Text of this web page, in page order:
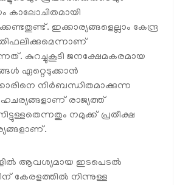
കാലോചിതമായി
ഇക്കാര്യങ്ങളെല്ലാം കേന്ദ്ര
കുറച്ചുകൂടി ജനക്ഷേമകരമായ
ഏറ്റെടുക്കാൻ
നിർബന്ധിതമാക്കുന്ന
രാജ്യത്ത്
നമുക്ക് പ്രതീക്ഷ
ആവശ്യമായ ഇടപെടൽ
കേരളത്തിൽ നിന്നുള്ള